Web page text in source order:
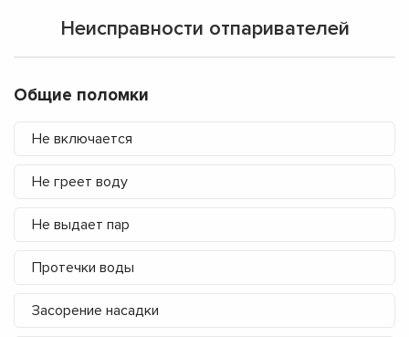
Неисправности отпаривателей
Общие поломки
Не включается
Не греет воду
Не выдает пар
Протечки воды
Засорение насадки